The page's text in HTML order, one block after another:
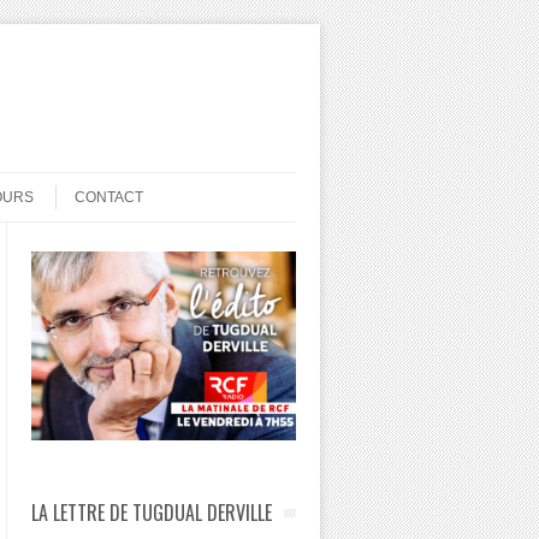
CONTACT
LA LETTRE DE TUGDUAL DERVILLE